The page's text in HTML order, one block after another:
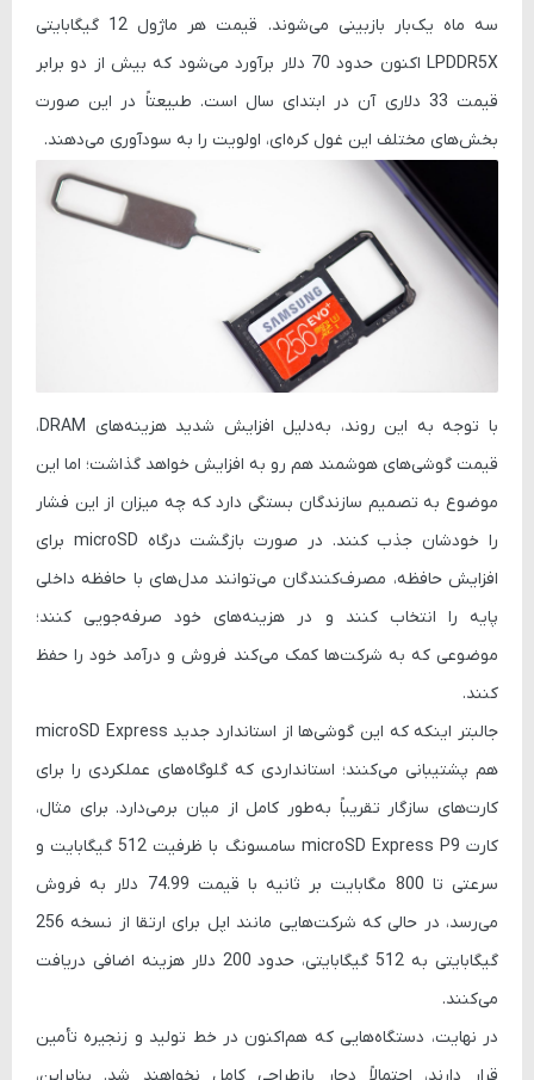
سه ماه یک‌بار بازبینی می‌شوند. قیمت هر ماژول 12 گیگابایتی
LPDDR5X
اکنون حدود 70 دلار برآورد می‌شود که بیش از دو برابر
قیمت 33 دلاری آن در ابتدای سال است. طبیعتاً در این صورت
بخش‌های مختلف این غول کره‌ای، اولویت را به سودآوری می‌دهند.
با توجه به این روند، به‌دلیل افزایش شدید هزینه‌های DRAM،
قیمت گوشی‌های هوشمند هم رو به افزایش خواهد گذاشت؛ اما این
موضوع به تصمیم سازندگان بستگی دارد که چه میزان از این فشار
را خودشان جذب کنند. در صورت بازگشت درگاه microSD برای
افزایش حافظه، مصرف‌کنندگان می‌توانند مدل‌های با حافظه داخلی
پایه را انتخاب کنند و در هزینه‌های خود صرفه‌جویی کنند؛
موضوعی که به شرکت‌ها کمک می‌کند فروش و درآمد خود را حفظ
کنند.
جالبتر اینکه که این گوشی‌ها از استاندارد جدید microSD Express
هم پشتیبانی می‌کنند؛ استانداردی که گلوگاه‌های عملکردی را برای
کارت‌های سازگار تقریباً به‌طور کامل از میان برمی‌دارد. برای مثال،
کارت microSD Express P9
سامسونگ با ظرفیت 512 گیگابایت و
سرعتی تا 800 مگابایت بر ثانیه با قیمت 74.99 دلار به فروش
می‌رسد، در حالی که شرکت‌هایی مانند اپل برای ارتقا از نسخه 256
گیگابایتی به 512 گیگابایتی، حدود 200 دلار هزینه اضافی دریافت
می‌کنند.
در نهایت، دستگاه‌هایی که هم‌اکنون در خط تولید و زنجیره تأمین
قرار دارند، احتمالاً دچار بازطراحی کامل نخواهند شد. بنابراین،